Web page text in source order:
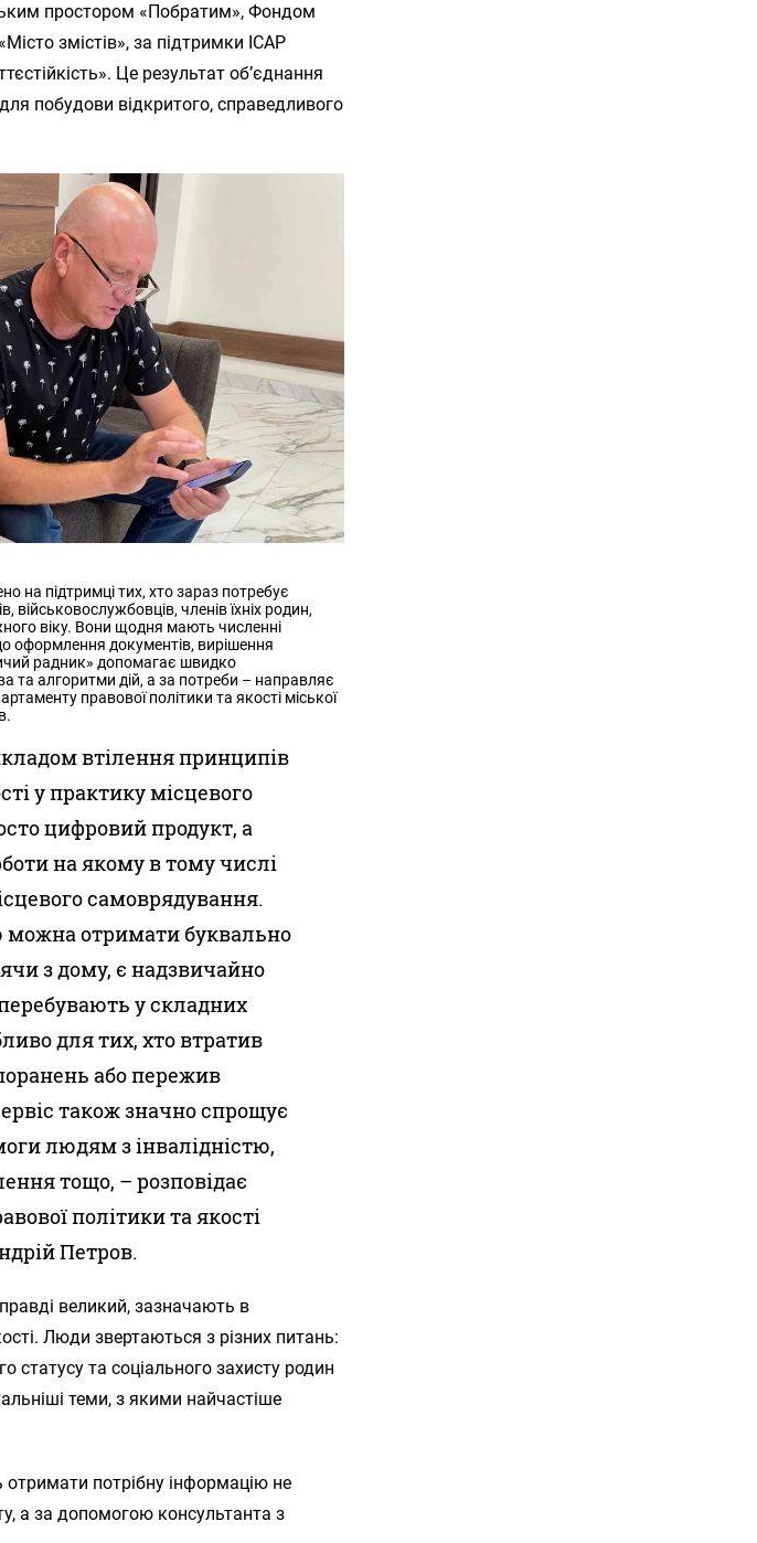
простором «Побратим», Фондом
змістів», за підтримки ІСАР
Це результат об’єднання
побудови відкритого, справедливого
на підтримці тих, хто зараз потребує
військовослужбовців, членів їхніх родин,
віку. Вони щодня мають численні
оформлення документів, вирішення
радник» допомагає швидко
та алгоритми дій, а за потреби – направляє
правової політики та якості міської
втілення принципів
у практику місцевого
цифровий продукт, а
на якому в тому числі
самоврядування.
можна отримати буквально
з дому, є надзвичайно
у складних
для тих, хто втратив
або пережив
також значно спрощує
людям з інвалідністю,
тощо, – розповідає
політики та якості
Петров.
великий, зазначають в
Люди звертаються з різних питань:
статусу та соціального захисту родин
теми, з якими найчастіше
потрібну інформацію не
а за допомогою консультанта з